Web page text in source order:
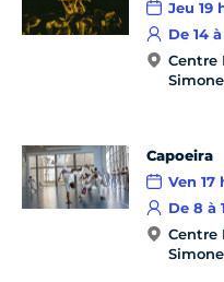
Jeu 19
De 14
Centre
Capoeira
Ven 17
De 8 à
Centre